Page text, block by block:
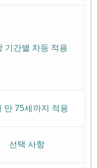
기간별 차등 적용
만 75세까지 적용
선택 사항